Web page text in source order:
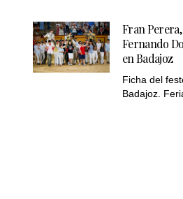
Fran
Fernando
en Badajoz
Ficha del
Badajoz.